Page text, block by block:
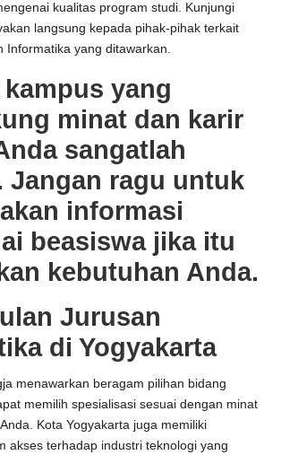
kualitas program studi. Kunjungi
langsung kepada pihak-pihak terkait
Informatika yang ditawarkan.
yang
minat dan karir
sangatlah
Jangan ragu untuk
informasi
beasiswa jika itu
kebutuhan Anda.
Jurusan
di Yogyakarta
menawarkan beragam pilihan bidang
memilih spesialisasi sesuai dengan minat
Kota Yogyakarta juga memiliki
akses terhadap industri teknologi yang